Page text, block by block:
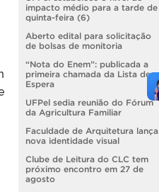
impacto médio para a tarde de
quinta-feira (6)
Aberto edital para solicitação
de bolsas de monitoria
“Nota do Enem”: publicada a
primeira chamada da Lista de
Espera
UFPel sedia reunião do Fórum
da Agricultura Familiar
Faculdade de Arquitetura lança
nova identidade visual
Clube de Leitura do CLC tem
próximo encontro em 27 de
agosto